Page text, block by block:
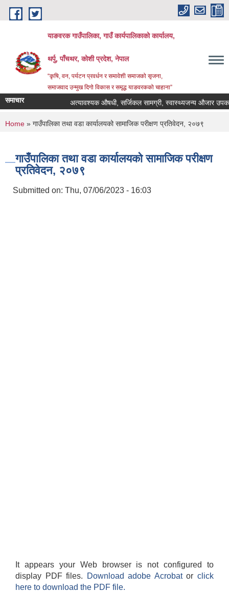
Skip to main content
याङवरक गाउँपालिका, गाउँ कार्यपालिकाको कार्यालय,
थर्पु, पाँचथर, कोशी प्रदेश, नेपाल
“कृषि, वन, पर्यटन प्रवर्धन र समावेशी समाजको सृजना,
समाजवाद उन्मुख दिगो विकास र समृद्ध याङवरकको चाहाना”
समाचार अत्यावश्यक औषधी, सर्जिकल सामग्री, स्वास्थ्यजन्य औजार
You are here
Home » गाउँपालिका तथा वडा कार्यालयको सामाजिक परीक्षण प्रतिवेदन, २०७९
गाउँपालिका तथा वडा कार्यालयको सामाजिक परीक्षण
प्रतिवेदन, २०७९
Submitted on: Thu, 07/06/2023 - 16:03
It appears your Web browser is not configured to
display PDF files.
Download adobe Acrobatorclick
here to download the PDF file.